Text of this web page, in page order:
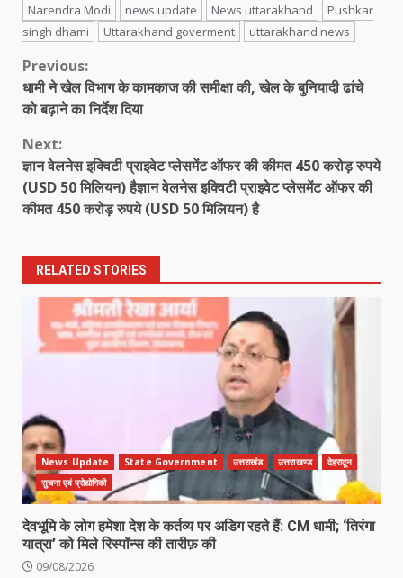
Narendra Modi
news update News uttarakhand
Pushkar
singh dhami
Uttarakhand goverment uttarakhand news
Continue
Reading
Previous:
धामी ने खेल विभाग के कामकाज की समीक्षा की, खेल के बुनियादी ढांचे
को बढ़ाने का निर्देश दिया
Next:
ज्ञान वेलनेस इक्विटी प्राइवेट प्लेसमेंट ऑफर की कीमत 450 करोड़ रुपये
(USD 50 मिलियन) हैज्ञान वेलनेस इक्विटी प्राइवेट प्लेसमेंट ऑफर की
कीमत 450 करोड़ रुपये (USD 50 मिलियन) है
RELATED STORIES
News Update State Government उत्तराखंड उत्तराखण्ड
देहरादून
सुचना एवं प्रोद्योगिकी
देवभूमि के लोग हमेशा देश के कर्तव्य पर अडिग रहते हैं: CM धामी; ‘तिरंगा
यात्रा’ को मिले रिस्पॉन्स की तारीफ़ की
09/08/2026